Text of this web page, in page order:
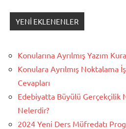
YENI EKLENENLER
Konularına Ayrılmış Yazım
Konulara Ayrılmış Noktalama
Cevapları
Edebiyatta Büyülü Gerçekçilik
Nelerdir?
2024 Yeni Ders Müfredatı